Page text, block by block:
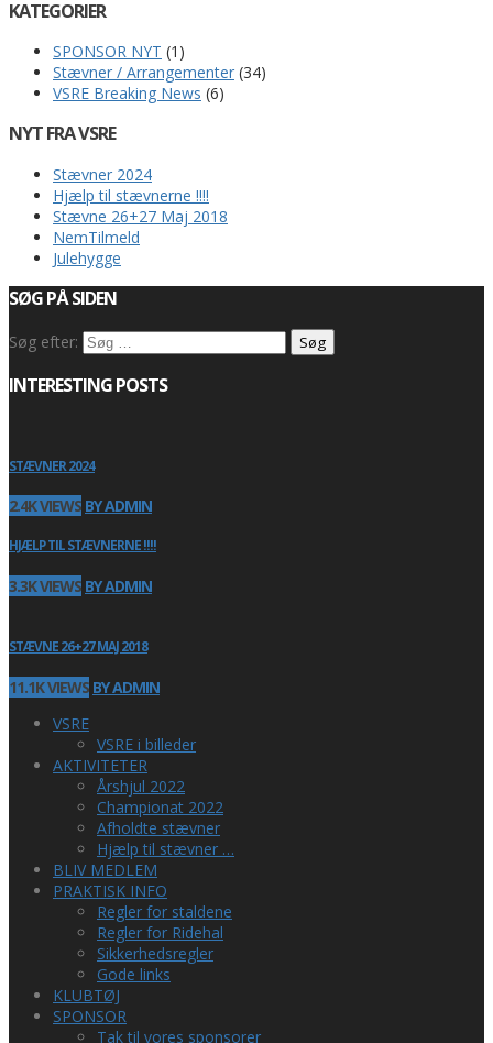
KATEGORIER
SPONSOR NYT (1)
Stævner / Arrangementer (34)
VSRE Breaking News (6)
NYT FRA VSRE
Stævner 2024
Hjælp til stævnerne !!!!
Stævne 26+27 Maj 2018
NemTilmeld
Julehygge
SØG PÅ SIDEN
Søg efter:
INTERESTING POSTS
STÆVNER 2024
2.4K VIEWS BY ADMIN
HJÆLP TIL STÆVNERNE !!!!
3.3K VIEWS BY ADMIN
STÆVNE 26+27 MAJ 2018
11.1K VIEWS BY ADMIN
VSRE
VSRE i billeder
AKTIVITETER
Årshjul 2022
Championat 2022
Afholdte stævner
Hjælp til stævner …
BLIV MEDLEM
PRAKTISK INFO
Regler for staldene
Regler for Ridehal
Sikkerhedsregler
Gode links
KLUBTØJ
SPONSOR
Tak til vores sponsorer